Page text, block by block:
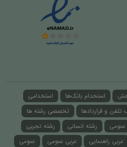
استخدام بانک‌ها
استخدامی
تلفن و قراردادها
تخصصی رشته ها
رشته انسانی
رشته تجربی
عربی راهنمایی عربی عمومی
عمومی